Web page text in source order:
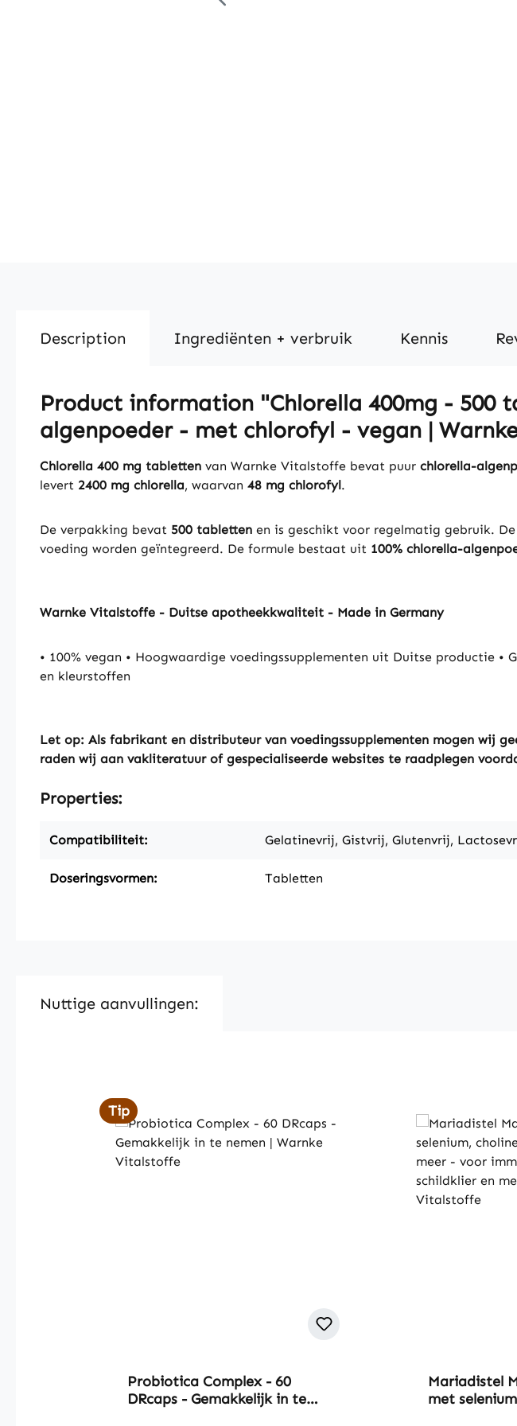
Description Ingrediënten + verbruik Kennis
Product information "Chlorella 400mg - 500
algenpoeder - met chlorofyl - vegan |
Chlorella 400 mg tabletten van Warnke Vitalstoffe bevat puur chlorella-
levert 2400 mg chlorella, waarvan 48 mg chlorofyl.
De verpakking bevat 500 tabletten en is geschikt voor regelmatig gebruik.
voeding worden geïntegreerd. De formule bestaat uit 100% chlorella-
Warnke Vitalstoffe - Duitse apotheekkwaliteit - Made in Germany
• 100% vegan • Hoogwaardige voedingssupplementen uit Duitse productie
en kleurstoffen
Let op: Als fabrikant en distributeur van voedingssupplementen mogen wij
raden wij aan vakliteratuur of gespecialiseerde websites te raadplegen
Properties:
Compatibiliteit: Gelatinevrij, Gistvrij, Glutenvrij,
Doseringsvormen: Tabletten
Nuttige aanvullingen:
Tip
Probiotica Complex - 60
DRcaps - Gemakkelijk in te
Mariadistel
met